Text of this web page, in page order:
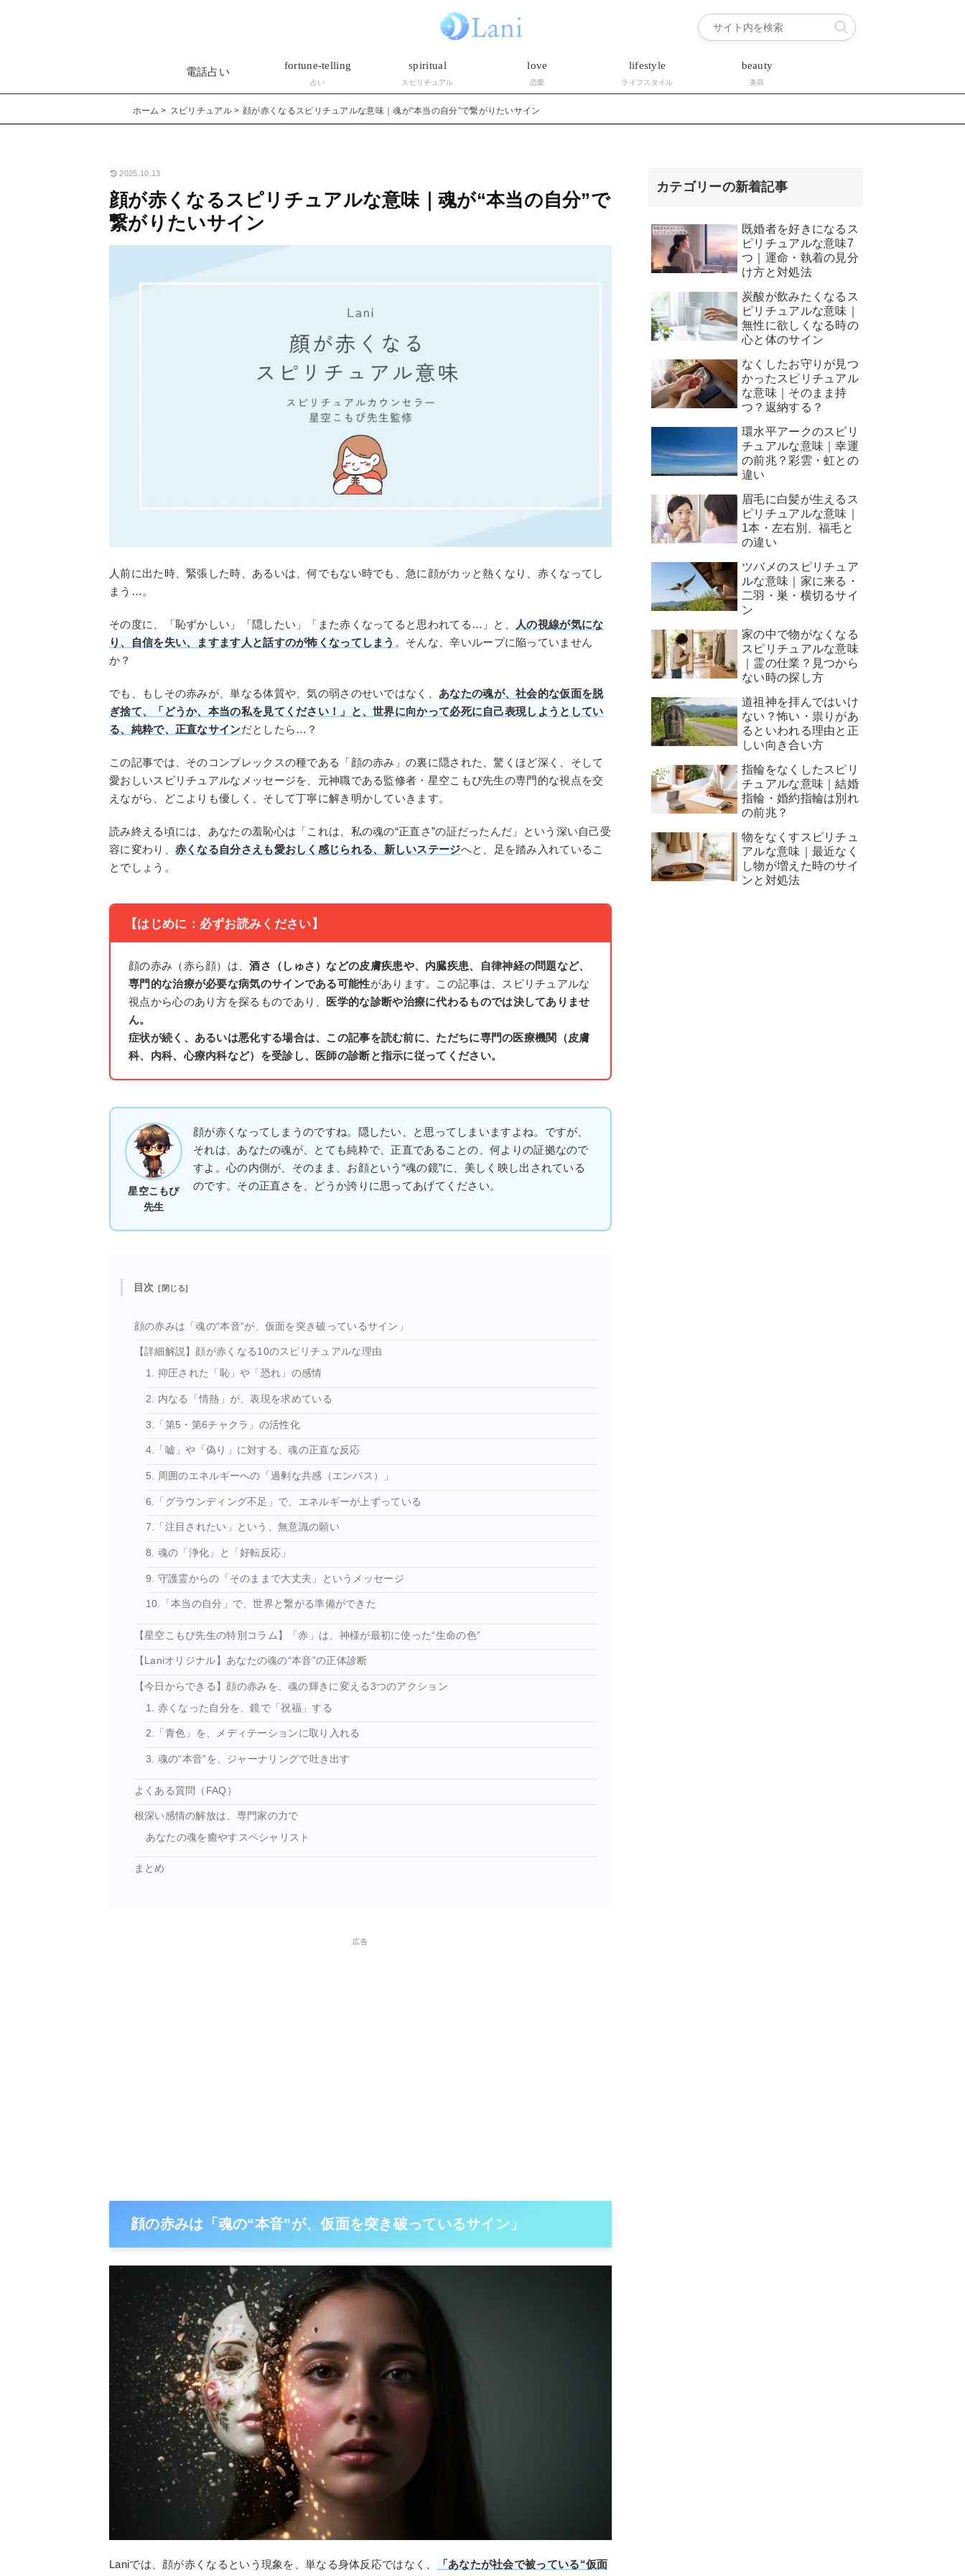
電話占い
fortune-telling
占い
spiritual
スピリチュアル
love
恋愛
lifestyle
ライフスタイル
beauty
美容
ホーム スピリチュアル 顔が赤くなるスピリチュアルな意味｜魂が“本当の自分”で繋がりたいサイン
2025.10.13
顔が赤くなるスピリチュアルな意味｜魂が“本当の自分”で
繋がりたいサイン
人前に出た時、緊張した時、あるいは、何でもない時でも、急に顔がカッと熱くなり、赤くなってし
まう…。
その度に、「恥ずかしい」「隠したい」「また赤くなってると思われてる…」と、
人の視線が気にな
り、自信を失い、ますます人と話すのが怖くなってしまう 。そんな、辛いループに陥っていません
か？
でも、もしその赤みが、単なる体質や、気の弱さのせいではなく、 あなたの魂が、社会的な仮面を脱
ぎ捨て、「どうか、本当の私を見てください！」と、世界に向かって必死に自己表現しようとしてい
る、純粋で、正直なサインだとしたら…？
この記事では、そのコンプレックスの種である「顔の赤み」の裏に隠された、驚くほど深く、そして
愛おしいスピリチュアルなメッセージを、元神職である監修者・星空こもぴ先生の専門的な視点を交
えながら、どこよりも優しく、そして丁寧に解き明かしていきます。
読み終える頃には、あなたの羞恥心は「これは、私の魂の“正直さ”の証だったんだ」という深い自己受
容に変わり、 赤くなる自分さえも愛おしく感じられる、新しいステージへと、足を踏み入れているこ
とでしょう。
【はじめに：必ずお読みください】
顔の赤み（赤ら顔）は、酒さ（しゅさ）などの皮膚疾患や、内臓疾患、自律神経の問題など、
専門的な治療が必要な病気のサインである可能性があります。この記事は、スピリチュアルな
視点から心のあり方を探るものであり、 医学的な診断や治療に代わるものでは決してありませ
ん。
症状が続く、あるいは悪化する場合は、この記事を読む前に、ただちに専門の医療機関（皮膚
科、内科、心療内科など）を受診し、医師の診断と指示に従ってください。
星空こもぴ
先生
顔が赤くなってしまうのですね。隠したい、と思ってしまいますよね。ですが、
それは、あなたの魂が、とても純粋で、正直であることの、何よりの証拠なので
すよ。心の内側が、そのまま、お顔という“魂の鏡”に、美しく映し出されている
のです。その正直さを、どうか誇りに思ってあげてください。
目次
顔の赤みは「魂の“本音”が、仮面を突き破っているサイン」
【詳細解説】顔が赤くなる10のスピリチュアルな理由
1. 抑圧された「恥」や「恐れ」の感情
2. 内なる「情熱」が、表現を求めている
3.「第5・第6チャクラ」の活性化
4.「嘘」や「偽り」に対する、魂の正直な反応
5. 周囲のエネルギーへの「過剰な共感（エンパス）」
6.「グラウンディング不足」で、エネルギーが上ずっている
7.「注目されたい」という、無意識の願い
8. 魂の「浄化」と「好転反応」
9. 守護霊からの「そのままで大丈夫」というメッセージ
10.「本当の自分」で、世界と繋がる準備ができた
【星空こもぴ先生の特別コラム】「赤」は、神様が最初に使った“生命の色”
【Laniオリジナル】あなたの魂の“本音”の正体診断
【今日からできる】顔の赤みを、魂の輝きに変える3つのアクション
1. 赤くなった自分を、鏡で「祝福」する
2.「青色」を、メディテーションに取り入れる
3. 魂の“本音”を、ジャーナリングで吐き出す
よくある質問（FAQ）
根深い感情の解放は、専門家の力で
あなたの魂を癒やすスペシャリスト
まとめ
広告
顔の赤みは「魂の“本音”が、仮面を突き破っているサイン」
Laniでは、顔が赤くなるという現象を、単なる身体反応ではなく、 「あなたが社会で被っている“仮面
カテゴリーの新着記事
既婚者を好きになるス
ピリチュアルな意味7
つ｜運命・執着の見分
け方と対処法
炭酸が飲みたくなるス
ピリチュアルな意味｜
無性に欲しくなる時の
心と体のサイン
なくしたお守りが見つ
かったスピリチュアル
な意味｜そのまま持
つ？返納する？
環水平アークのスピリ
チュアルな意味｜幸運
の前兆？彩雲・虹との
違い
眉毛に白髪が生えるス
ピリチュアルな意味｜
1本・左右別、福毛と
の違い
ツバメのスピリチュア
ルな意味｜家に来る・
二羽・巣・横切るサイ
ン
家の中で物がなくなる
スピリチュアルな意味
｜霊の仕業？見つから
ない時の探し方
道祖神を拝んではいけ
ない？怖い・祟りがあ
るといわれる理由と正
しい向き合い方
指輪をなくしたスピリ
チュアルな意味｜結婚
指輪・婚約指輪は別れ
の前兆？
物をなくすスピリチュ
アルな意味｜最近なく
し物が増えた時のサイ
ンと対処法